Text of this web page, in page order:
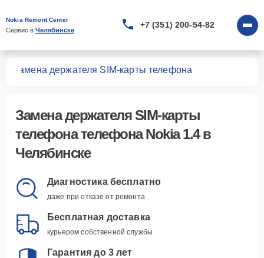
Nokia Remont Center
Сервис в Челябинске
+7 (351) 200-54-82
Замена держателя SIM-карты телефона
Замена держателя SIM-карты
телефона телефона Nokia 1.4 в
Челябинске
Диагностика бесплатно
даже при отказе от ремонта
Бесплатная доставка
курьером собственной службы
Гарантия до 3 лет